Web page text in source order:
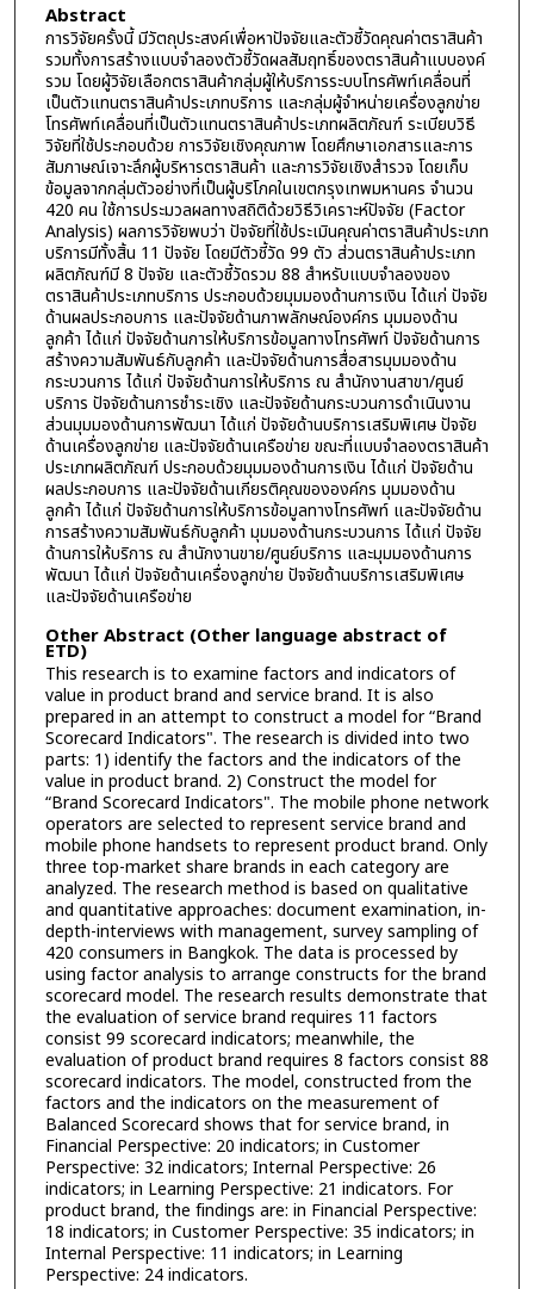
Abstract
การวิจัยครั้งนี้ มีวัตถุประสงค์เพื่อหาปัจจัยและตัวชี้วัดคุณค่าตราสินค้า
รวมทั้งการสร้างแบบจำลองตัวชี้วัดผลสัมฤทธิ์ของตราสินค้าแบบองค์
รวม โดยผู้วิจัยเลือกตราสินค้ากลุ่มผู้ให้บริการระบบโทรศัพท์เคลื่อนที่
เป็นตัวแทนตราสินค้าประเภทบริการ และกลุ่มผู้จำหน่ายเครื่องลูกข่าย
โทรศัพท์เคลื่อนที่เป็นตัวแทนตราสินค้าประเภทผลิตภัณฑ์ ระเบียบวิธี
วิจัยที่ใช้ประกอบด้วย การวิจัยเชิงคุณภาพ โดยศึกษาเอกสารและการ
สัมภาษณ์เจาะลึกผู้บริหารตราสินค้า และการวิจัยเชิงสำรวจ โดยเก็บ
ข้อมูลจากกลุ่มตัวอย่างที่เป็นผู้บริโภคในเขตกรุงเทพมหานคร จำนวน
420 คน ใช้การประมวลผลทางสถิติด้วยวิธีวิเคราะห์ปัจจัย (Factor
Analysis) ผลการวิจัยพบว่า ปัจจัยที่ใช้ประเมินคุณค่าตราสินค้าประเภท
บริการมีทั้งสิ้น 11 ปัจจัย โดยมีตัวชี้วัด 99 ตัว ส่วนตราสินค้าประเภท
ผลิตภัณฑ์มี 8 ปัจจัย และตัวชี้วัดรวม 88 สำหรับแบบจำลองของ
ตราสินค้าประเภทบริการ ประกอบด้วยมุมมองด้านการเงิน ได้แก่ ปัจจัย
ด้านผลประกอบการ และปัจจัยด้านภาพลักษณ์องค์กร มุมมองด้าน
ลูกค้า ได้แก่ ปัจจัยด้านการให้บริการข้อมูลทางโทรศัพท์ ปัจจัยด้านการ
สร้างความสัมพันธ์กับลูกค้า และปัจจัยด้านการสื่อสารมุมมองด้าน
กระบวนการ ได้แก่ ปัจจัยด้านการให้บริการ ณ สำนักงานสาขา/ศูนย์
บริการ ปัจจัยด้านการชำระเชิง และปัจจัยด้านกระบวนการดำเนินงาน
ส่วนมุมมองด้านการพัฒนา ได้แก่ ปัจจัยด้านบริการเสริมพิเศษ ปัจจัย
ด้านเครื่องลูกข่าย และปัจจัยด้านเครือข่าย ขณะที่แบบจำลองตราสินค้า
ประเภทผลิตภัณฑ์ ประกอบด้วยมุมมองด้านการเงิน ได้แก่ ปัจจัยด้าน
ผลประกอบการ และปัจจัยด้านเกียรติคุณขององค์กร มุมมองด้าน
ลูกค้า ได้แก่ ปัจจัยด้านการให้บริการข้อมูลทางโทรศัพท์ และปัจจัยด้าน
การสร้างความสัมพันธ์กับลูกค้า มุมมองด้านกระบวนการ ได้แก่ ปัจจัย
ด้านการให้บริการ ณ สำนักงานขาย/ศูนย์บริการ และมุมมองด้านการ
พัฒนา ได้แก่ ปัจจัยด้านเครื่องลูกข่าย ปัจจัยด้านบริการเสริมพิเศษ
และปัจจัยด้านเครือข่าย
Other Abstract (Other language abstract of
ETD)
This research is to examine factors and indicators of
value in product brand and service brand. It is also
prepared in an attempt to construct a model for “Brand
Scorecard Indicators". The research is divided into two
parts: 1) identify the factors and the indicators of the
value in product brand. 2) Construct the model for
“Brand Scorecard Indicators". The mobile phone network
operators are selected to represent service brand and
mobile phone handsets to represent product brand. Only
three top-market share brands in each category are
analyzed. The research method is based on qualitative
and quantitative approaches: document examination, in-
depth-interviews with management, survey sampling of
420 consumers in Bangkok. The data is processed by
using factor analysis to arrange constructs for the brand
scorecard model. The research results demonstrate that
the evaluation of service brand requires 11 factors
consist 99 scorecard indicators; meanwhile, the
evaluation of product brand requires 8 factors consist 88
scorecard indicators. The model, constructed from the
factors and the indicators on the measurement of
Balanced Scorecard shows that for service brand, in
Financial Perspective: 20 indicators; in Customer
Perspective: 32 indicators; Internal Perspective: 26
indicators; in Learning Perspective: 21 indicators. For
product brand, the findings are: in Financial Perspective:
18 indicators; in Customer Perspective: 35 indicators; in
Internal Perspective: 11 indicators; in Learning
Perspective: 24 indicators.